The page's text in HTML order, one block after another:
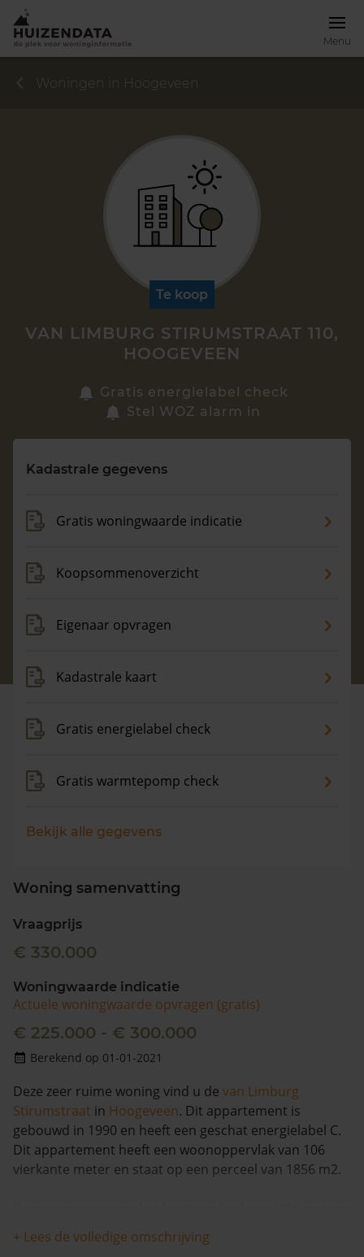
Menu
Vragen? Neem contact met ons op
088 220 4200
Woningen in Hoogeveen
Te koop
VAN LIMBURG STIRUMSTRAAT 110,
HOOGEVEEN
Gratis energielabel check
Stel WOZ alarm in
Kadastrale gegevens
Gratis woningwaarde indicatie
Koopsommenoverzicht
Eigenaar opvragen
Kadastrale kaart
Gratis energielabel check
Gratis warmtepomp check
Bekijk alle gegevens
Woning samenvatting
Vraagprijs
€ 330.000
Woningwaarde indicatie
Actuele woningwaarde opvragen (gratis)
€ 225.000 - € 300.000
Berekend op 01-01-2021
Deze zeer ruime woning vind u de van Limburg
Stirumstraat in Hoogeveen. Dit appartement is
gebouwd in 1990 en heeft een geschat energielabel C.
Dit appartement heeft een woonoppervlak van 106
vierkante meter en staat op een perceel van 1856 m2.
de afgelopen 12 maanden met meer dan 6% in waarde
gestegen. De woning is na 1993 één keer van eigenaar
+ Lees de volledige omschrijving